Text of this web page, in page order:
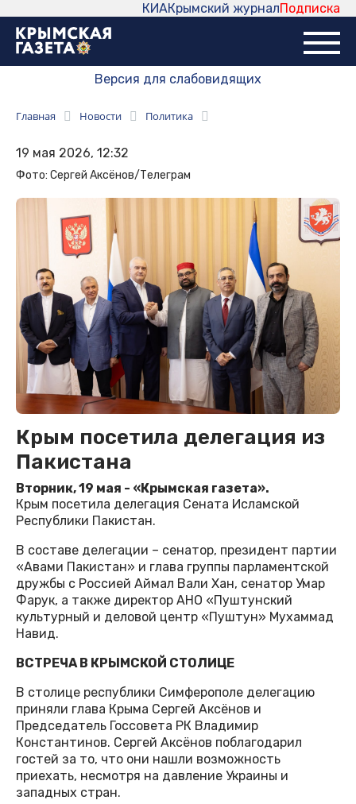
Подписка
Крымский журнал
КИА
Версия для слабовидящих
Главная Новости Политика
19 мая 2026, 12:32
Фото: Сергей Аксёнов/Телеграм
Крым посетила делегация из
Пакистана
Вторник, 19 мая - «Крымская газета».
Крым посетила делегация Сената Исламской
Республики Пакистан.
В составе делегации – сенатор, президент партии
«Авами Пакистан» и глава группы парламентской
дружбы с Россией Аймал Вали Хан, сенатор Умар
Фарук, а также директор АНО «Пуштунский
культурный и деловой центр «Пуштун» Мухаммад
Навид.
ВСТРЕЧА В КРЫМСКОЙ СТОЛИЦЕ
В столице республики Симферополе делегацию
приняли глава Крыма Сергей Аксёнов и
Председатель Госсовета РК Владимир
Константинов. Сергей Аксёнов поблагодарил
гостей за то, что они нашли возможность
приехать, несмотря на давление Украины и
западных стран.